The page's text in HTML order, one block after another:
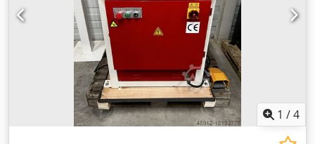
1 /4